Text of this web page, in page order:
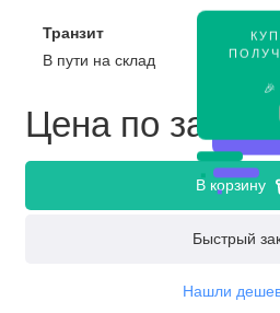
🎉
Транзит
В пути на склад
Цена по
В корзину
Быстрый
Нашли